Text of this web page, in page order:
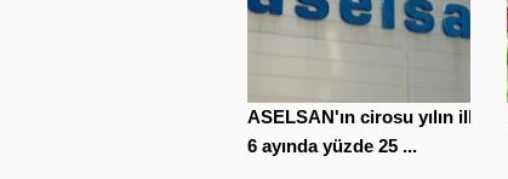
ASELSAN'ın cirosu yılın ilk
6 ayında yüzde 25 ...